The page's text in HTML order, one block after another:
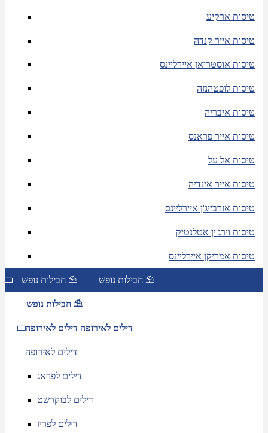
טיסות ארקיע
טיסות אייר קנדה
טיסות אוסטריאן איירליינס
טיסות לופטהנזה
טיסות איבריה
טיסות אייר פראנס
טיסות אל על
טיסות אייר אינדיה
טיסות אזרבייג'ן איירליינס
טיסות וירג'ין אטלנטיק
טיסות אמריקן איירליינס
חבילות נופש ⛱ חבילות נופש ⛱
חבילות נופש ⛱
דילים לאירופה דילים לאירופה
דילים לאירופה
דילים לפראג
דילים לבוקרשט
דילים לפריז